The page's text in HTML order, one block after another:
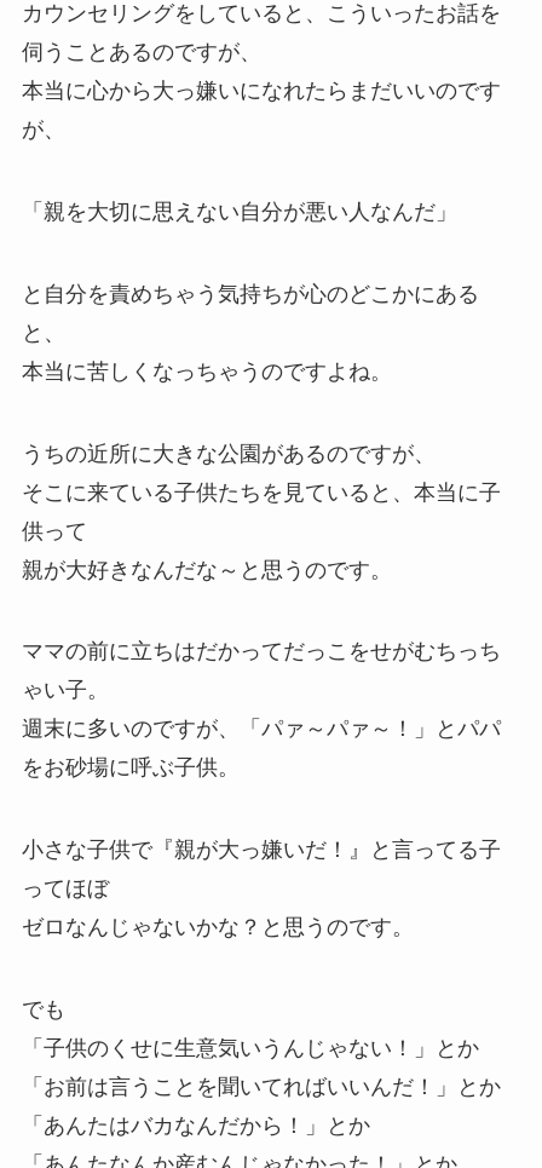
カウンセリングをしていると、こういったお話を
伺うことあるのですが、
本当に心から大っ嫌いになれたらまだいいのです
が、
「親を大切に思えない自分が悪い人なんだ」
と自分を責めちゃう気持ちが心のどこかにある
と、
本当に苦しくなっちゃうのですよね。
うちの近所に大きな公園があるのですが、
そこに来ている子供たちを見ていると、本当に子
供って
親が大好きなんだな～と思うのです。
ママの前に立ちはだかってだっこをせがむちっち
ゃい子。
週末に多いのですが、「パァ～パァ～！」とパパ
をお砂場に呼ぶ子供。
小さな子供で『親が大っ嫌いだ！』と言ってる子
ってほぼ
ゼロなんじゃないかな？と思うのです。
でも
「子供のくせに生意気いうんじゃない！」とか
「お前は言うことを聞いてればいいんだ！」とか
「あんたはバカなんだから！」とか